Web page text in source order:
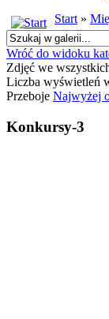
Start»
Wróć do widoku
Zdjęć we
Liczba wyświetleń
Przeboje Najwyżej
Konkursy-3